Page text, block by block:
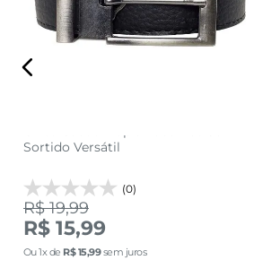
Sortido Versátil
(0)
R$ 19,99
R$ 15,99
Ou1x de R$15,99sem juros